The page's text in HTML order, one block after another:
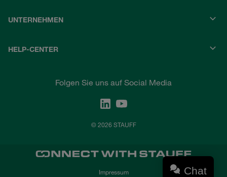
UNTERNEHMEN
HELP-CENTER
Folgen Sie uns auf Social Media
© 2026 STAUFF
Impressum Chat